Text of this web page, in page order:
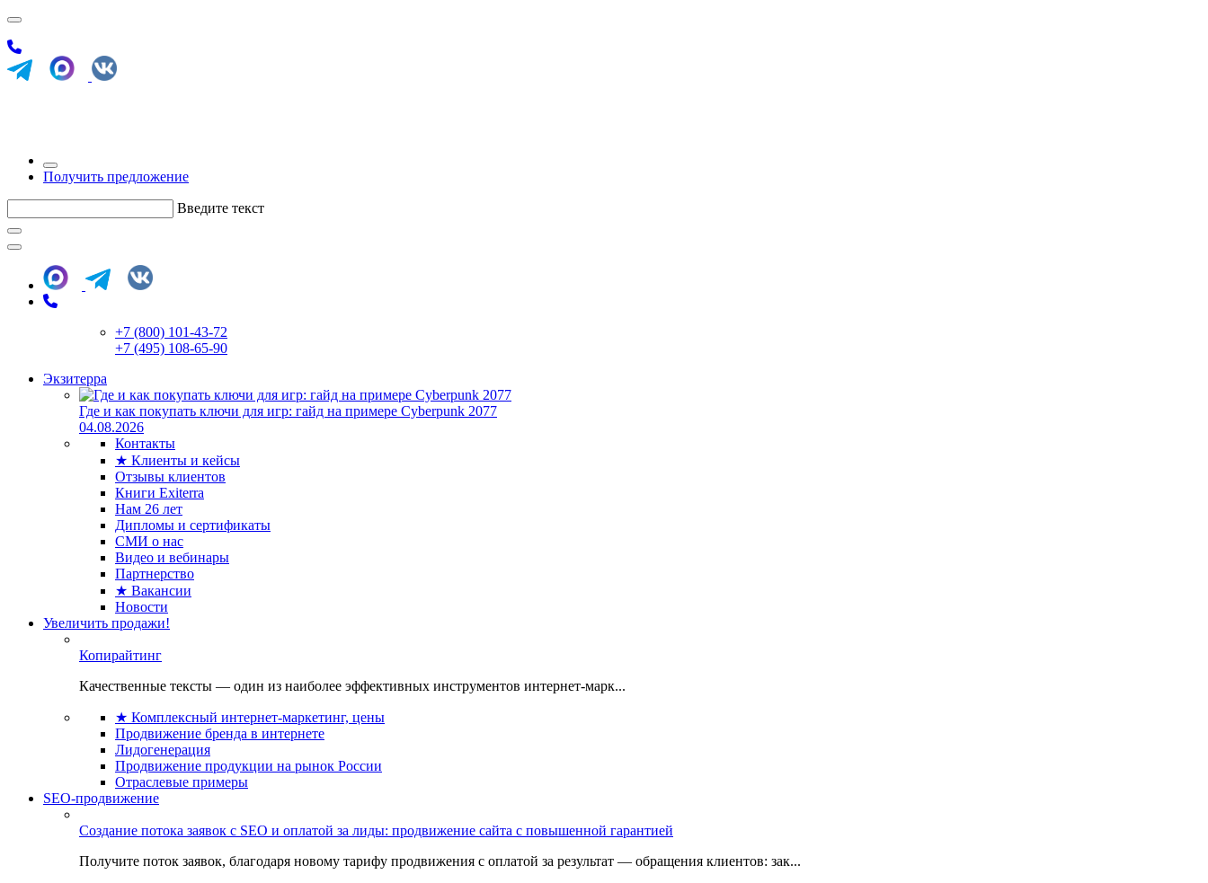
Получить предложение
Введите текст
+7 (800) 101-43-72
+7 (495) 108-65-90
Экзитерра
Где и как покупать ключи для игр: гайд на примере Cyberpunk 2077
04.08.2026
Контакты
★ Клиенты и кейсы
Отзывы клиентов
Книги Exiterra
Нам 26 лет
Дипломы и сертификаты
СМИ о нас
Видео и вебинары
Партнерство
★ Вакансии
Новости
Увеличить продажи!
Копирайтинг
Качественные тексты — один из наиболее эффективных инструментов интернет-марк...
★ Комплексный интернет-маркетинг, цены
Продвижение бренда в интернете
Лидогенерация
Продвижение продукции на рынок России
Отраслевые примеры
SEO-продвижение
Создание потока заявок с SEO и оплатой за лиды: продвижение сайта с повышенной гарантией
Получите поток заявок, благодаря новому тарифу продвижения с оплатой за результат — обращения клиентов: зак...